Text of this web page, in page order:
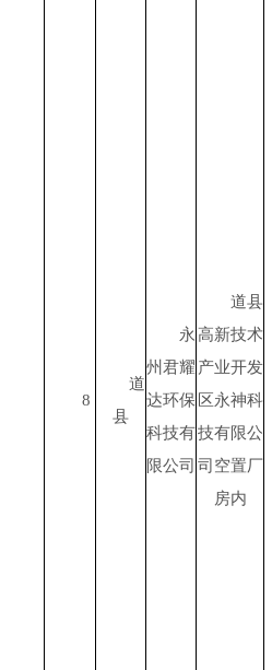
8
道
县
永
州君耀
达环保
科技有
限公司
道县
高新技术
产业开发
区永神科
技有限公
司空置厂
房内